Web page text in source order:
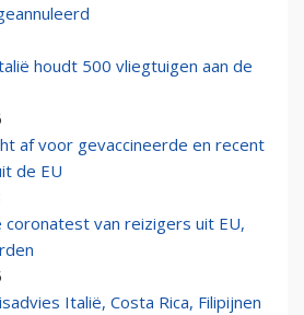
houdt 500 vliegtuigen aan de
af voor gevaccineerde en recent
de EU
van reizigers uit EU,
Italië, Costa Rica, Filipijnen